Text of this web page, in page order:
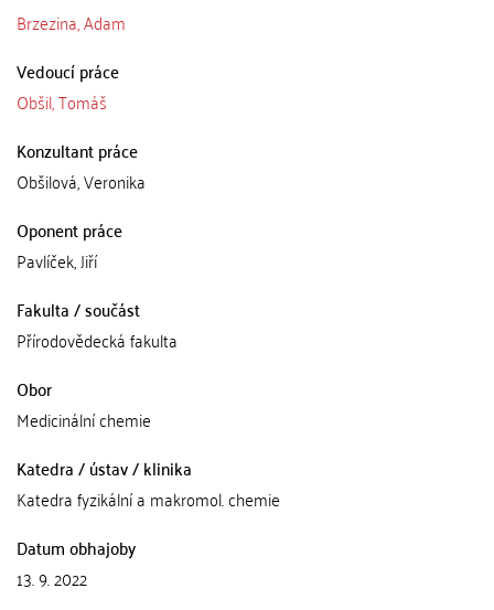
Brzezina, Adam
Vedoucí práce
Obšil, Tomáš
Konzultant práce
Obšilová, Veronika
Oponent práce
Pavlíček, Jiří
Fakulta / součást
Přírodovědecká fakulta
Obor
Medicinální chemie
Katedra / ústav / klinika
Katedra fyzikální a makromol. chemie
Datum obhajoby
13. 9. 2022